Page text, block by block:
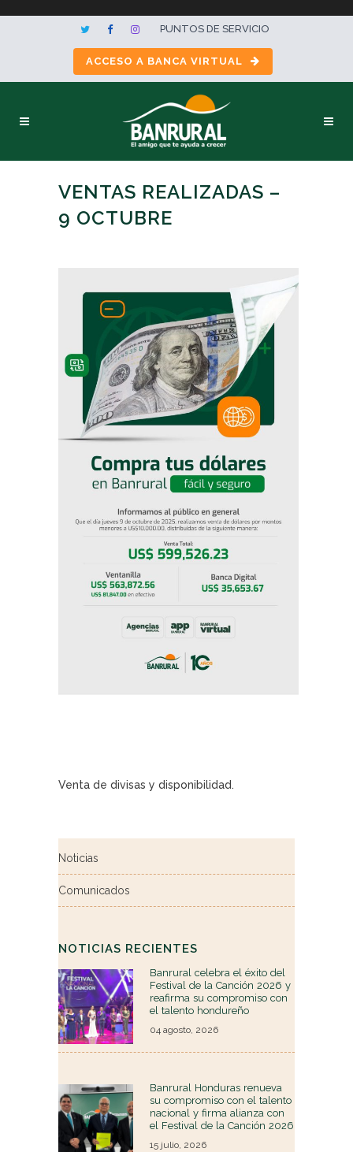
PUNTOS DE SERVICIO
ACCESO A BANCA VIRTUAL
VENTAS REALIZADAS –
9 OCTUBRE
Venta de divisas y disponibilidad.
Noticias
Comunicados
NOTICIAS RECIENTES
Banrural celebra el éxito del
Festival de la Canción 2026 y
reafirma su compromiso con
el talento hondureño
04 agosto, 2026
Banrural Honduras renueva
su compromiso con el talento
nacional y firma alianza con
el Festival de la Canción 2026
15 julio, 2026